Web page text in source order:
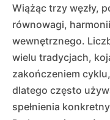
Wiążąc trzy węzły,
równowagi,
wewnętrznego.
wielu tradycjach,
zakończeniem
dlatego często
spełnienia